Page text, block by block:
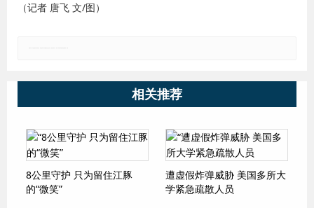
（记者 唐飞 文/图）
相关推荐
8公里守护 只为留住江豚
的“微笑”
遭虚假炸弹威胁 美国多所大
学紧急疏散人员